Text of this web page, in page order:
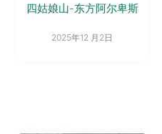
四姑娘山-东方阿尔卑斯
2025年12 月2日